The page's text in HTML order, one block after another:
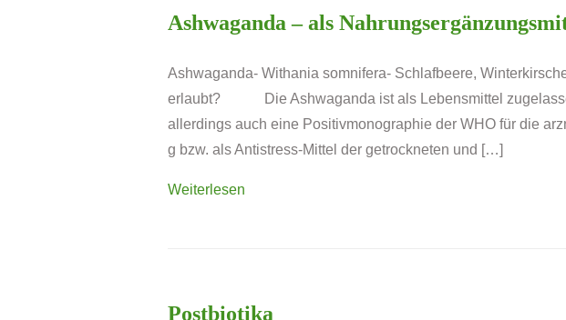
Ashwaganda – als
Ashwaganda- Withania somnifera- Schlafbeere,
erlaubt? Die Ashwaganda ist als Lebensmittel
allerdings auch eine Positivmonographie der WHO für die
g bzw. als Antistress-Mittel der getrockneten und […]
Weiterlesen
Postbiotika